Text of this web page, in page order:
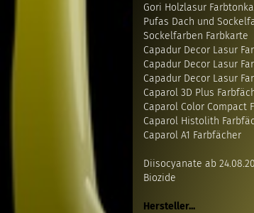
Gori Holzlasur
Pufas Dach und
Sockelfarben Farbkarte
Capadur Decor Lasur
Capadur Decor Lasur
Capadur Decor Lasur
Caparol 3D Plus
Caparol Color Compact
Caparol Histolith
Caparol A1 Farbfächer
Diisocyanate ab
Biozide
Hersteller...